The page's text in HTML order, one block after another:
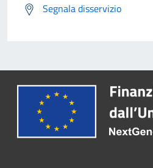
Segnala disservizio